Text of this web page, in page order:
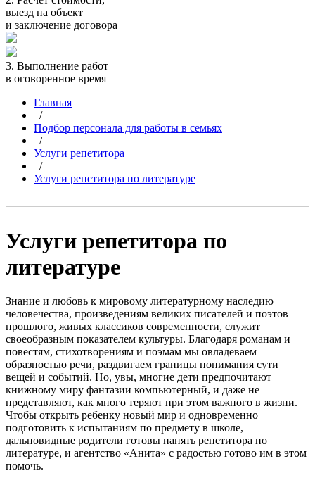
выезд на объект
и заключение договора
3. Выполнение работ
в оговоренное время
Главная
/
Подбор персонала для работы в семьях
/
Услуги репетитора
/
Услуги репетитора по литературе
Услуги репетитора по
литературе
Знание и любовь к мировому литературному наследию
человечества, произведениям великих писателей и поэтов
прошлого, живых классиков современности, служит
своеобразным показателем культуры. Благодаря романам и
повестям, стихотворениям и поэмам мы овладеваем
образностью речи, раздвигаем границы понимания сути
вещей и событий. Но, увы, многие дети предпочитают
книжному миру фантазии компьютерный, и даже не
представляют, как много теряют при этом важного в жизни.
Чтобы открыть ребенку новый мир и одновременно
подготовить к испытаниям по предмету в школе,
дальновидные родители готовы нанять репетитора по
литературе, и агентство «Анита» с радостью готово им в этом
помочь.